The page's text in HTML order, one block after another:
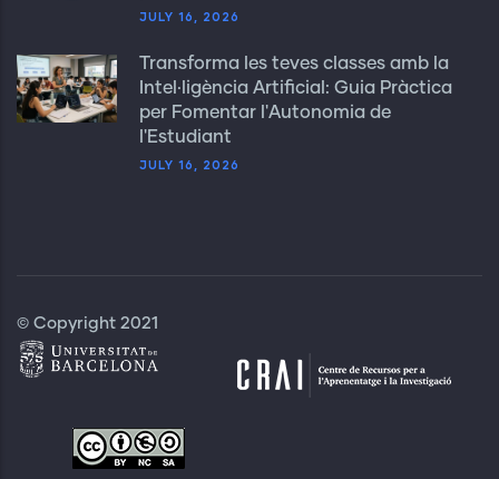
JULY 16, 2026
Transforma les teves classes amb la
Intel·ligència Artificial: Guia Pràctica
per Fomentar l'Autonomia de
l'Estudiant
JULY 16, 2026
© Copyright 2021